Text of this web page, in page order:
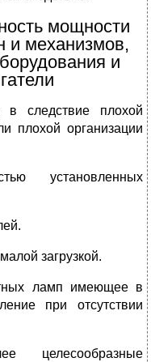
мощности
и механизмов,
и
в следствие плохой
плохой организации
установленных
загрузкой.
ламп имеющее в
при отсутствии
целесообразные